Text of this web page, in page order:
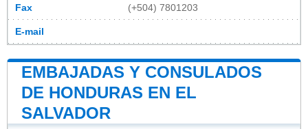
Fax (+504) 7801203
E-mail
EMBAJADAS Y CONSULADOS
DE HONDURAS EN EL
SALVADOR